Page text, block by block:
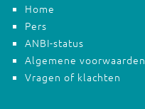
Home
Pers
ANBI-status
Algemene voorwaarden
Vragen of klachten